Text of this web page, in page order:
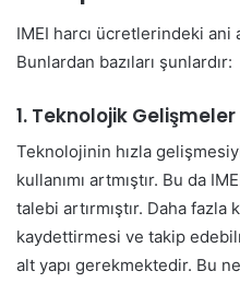
IMEI harcı ücretlerindeki ani
Bunlardan bazıları şunlardır:
1. Teknolojik
Teknolojinin hızla
kullanımı artmıştır. Bu da
talebi artırmıştır. Daha fazla
kaydettirmesi ve takip
alt yapı gerekmektedir. Bu